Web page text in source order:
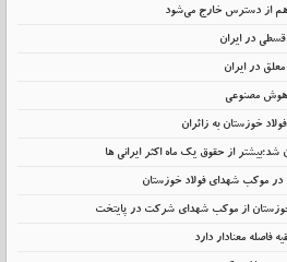
از دسترس خارج می‌شود
در ایران
در ایران
مصنوعی
خوزستان به زائران
موکب شهدای فولاد خوزستان
خوزستان از موکب شهدای شرکت در پایتخت
معنادار دارد